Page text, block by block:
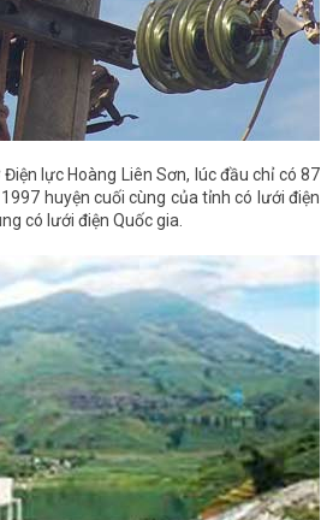
lực Hoàng Liên Sơn, lúc đầu chỉ có 87
huyện cuối cùng của tỉnh có lưới điện
có lưới điện Quốc gia.